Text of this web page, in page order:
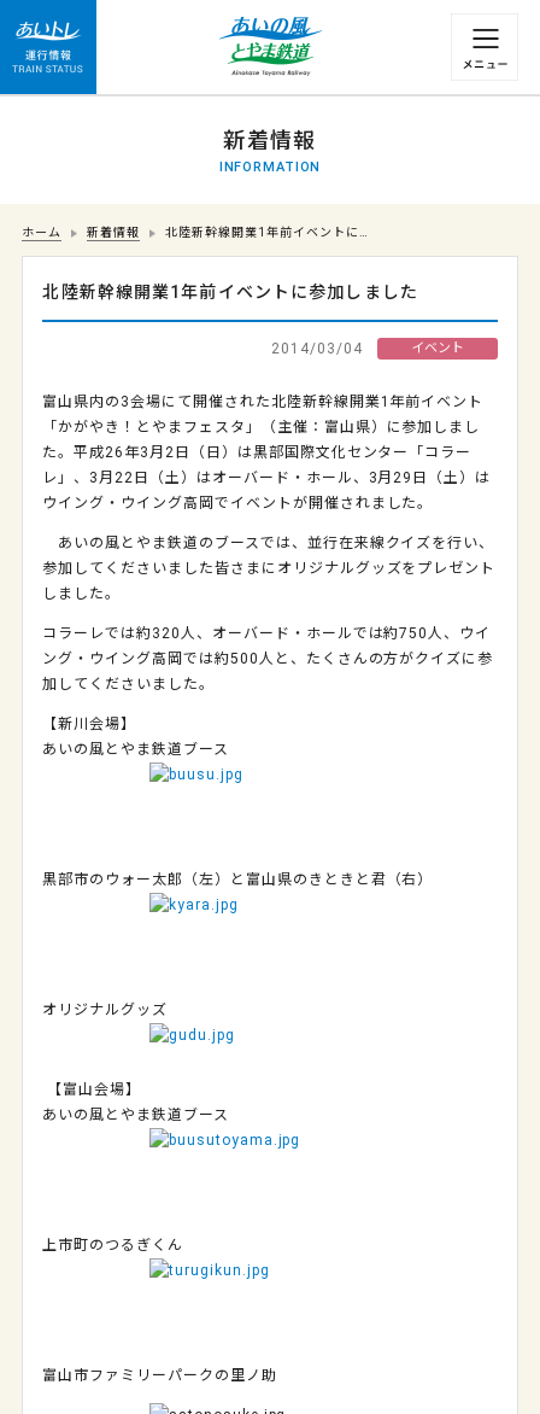
運行情報 列車の遅れ情報等についてはこちら
新着情報
INFORMATION
ホーム 新着情報 北陸新幹線開業1年前イベントに…
北陸新幹線開業1年前イベントに参加しました
2014/03/04 イベント
富山県内の3会場にて開催された北陸新幹線開業1年前イベント
「かがやき！とやまフェスタ」（主催：富山県）に参加しまし
た。平成26年3月2日（日）は黒部国際文化センター「コラー
レ」、3月22日（土）はオーバード・ホール、3月29日（土）は
ウイング・ウイング高岡でイベントが開催されました。
あいの風とやま鉄道のブースでは、並行在来線クイズを行い、
参加してくださいました皆さまにオリジナルグッズをプレゼント
しました。
コラーレでは約320人、オーバード・ホールでは約750人、ウイ
ング・ウイング高岡では約500人と、たくさんの方がクイズに参
加してくださいました。
【新川会場】
あいの風とやま鉄道ブース
黒部市のウォー太郎（左）と富山県のきときと君（右）
オリジナルグッズ
【富山会場】
あいの風とやま鉄道ブース
上市町のつるぎくん
富山市ファミリーパークの里ノ助